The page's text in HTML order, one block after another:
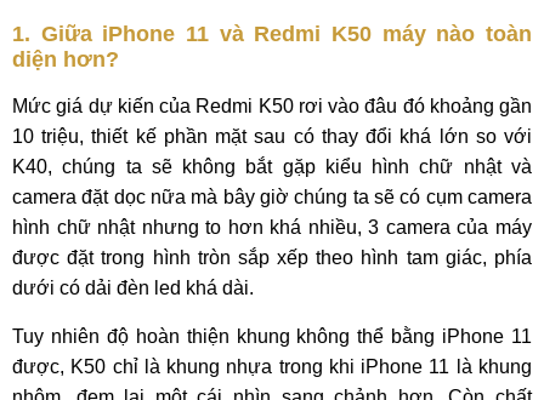
1. Giữa iPhone 11 và Redmi K50 máy nào toàn
diện hơn?
Mức giá dự kiến của Redmi K50 rơi vào đâu đó khoảng gần
10 triệu, thiết kế phần mặt sau có thay đổi khá lớn so với
K40, chúng ta sẽ không bắt gặp kiểu hình chữ nhật và
camera đặt dọc nữa mà bây giờ chúng ta sẽ có cụm camera
hình chữ nhật nhưng to hơn khá nhiều, 3 camera của máy
được đặt trong hình tròn sắp xếp theo hình tam giác, phía
dưới có dải đèn led khá dài.
Tuy nhiên độ hoàn thiện khung không thể bằng iPhone 11
được, K50 chỉ là khung nhựa trong khi iPhone 11 là khung